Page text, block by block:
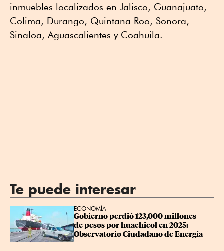
inmuebles localizados en Jalisco, Guanajuato,
Colima, Durango, Quintana Roo, Sonora,
Sinaloa, Aguascalientes y Coahuila.
Te puede interesar
ECONOMÍA
Gobierno perdió 123,000 millones
de pesos por huachicol en 2025:
Observatorio Ciudadano de Energía